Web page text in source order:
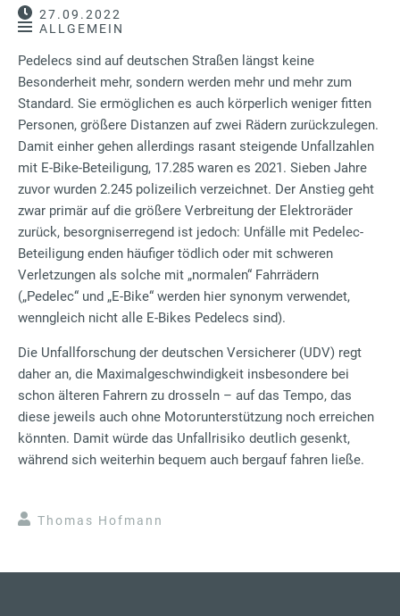
27.09.2022
ALLGEMEIN
Pedelecs sind auf deutschen Straßen längst keine
Besonderheit mehr, sondern werden mehr und mehr zum
Standard. Sie ermöglichen es auch körperlich weniger fitten
Personen, größere Distanzen auf zwei Rädern zurückzulegen.
Damit einher gehen allerdings rasant steigende Unfallzahlen
mit E-Bike-Beteiligung, 17.285 waren es 2021. Sieben Jahre
zuvor wurden 2.245 polizeilich verzeichnet. Der Anstieg geht
zwar primär auf die größere Verbreitung der Elektroräder
zurück, besorgniserregend ist jedoch: Unfälle mit Pedelec-
Beteiligung enden häufiger tödlich oder mit schweren
Verletzungen als solche mit „normalen“ Fahrrädern
(„Pedelec“ und „E-Bike“ werden hier synonym verwendet,
wenngleich nicht alle E-Bikes Pedelecs sind).
Die Unfallforschung der deutschen Versicherer (UDV) regt
daher an, die Maximalgeschwindigkeit insbesondere bei
schon älteren Fahrern zu drosseln – auf das Tempo, das
diese jeweils auch ohne Motorunterstützung noch erreichen
könnten. Damit würde das Unfallrisiko deutlich gesenkt,
während sich weiterhin bequem auch bergauf fahren ließe.
Thomas Hofmann